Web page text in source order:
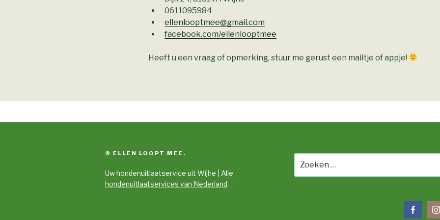
0611095984
ellenlooptmee@gmail.com
facebook.com/ellenlooptmee
Heeft u een vraag of opmerking, stuur me gerust een mailtje of appje!
© ELLEN LOOPT MEE.
Uw hondenuitlaatservice uit Wijhe | Alle
hondenuitlaatservices van Nederland
naar: